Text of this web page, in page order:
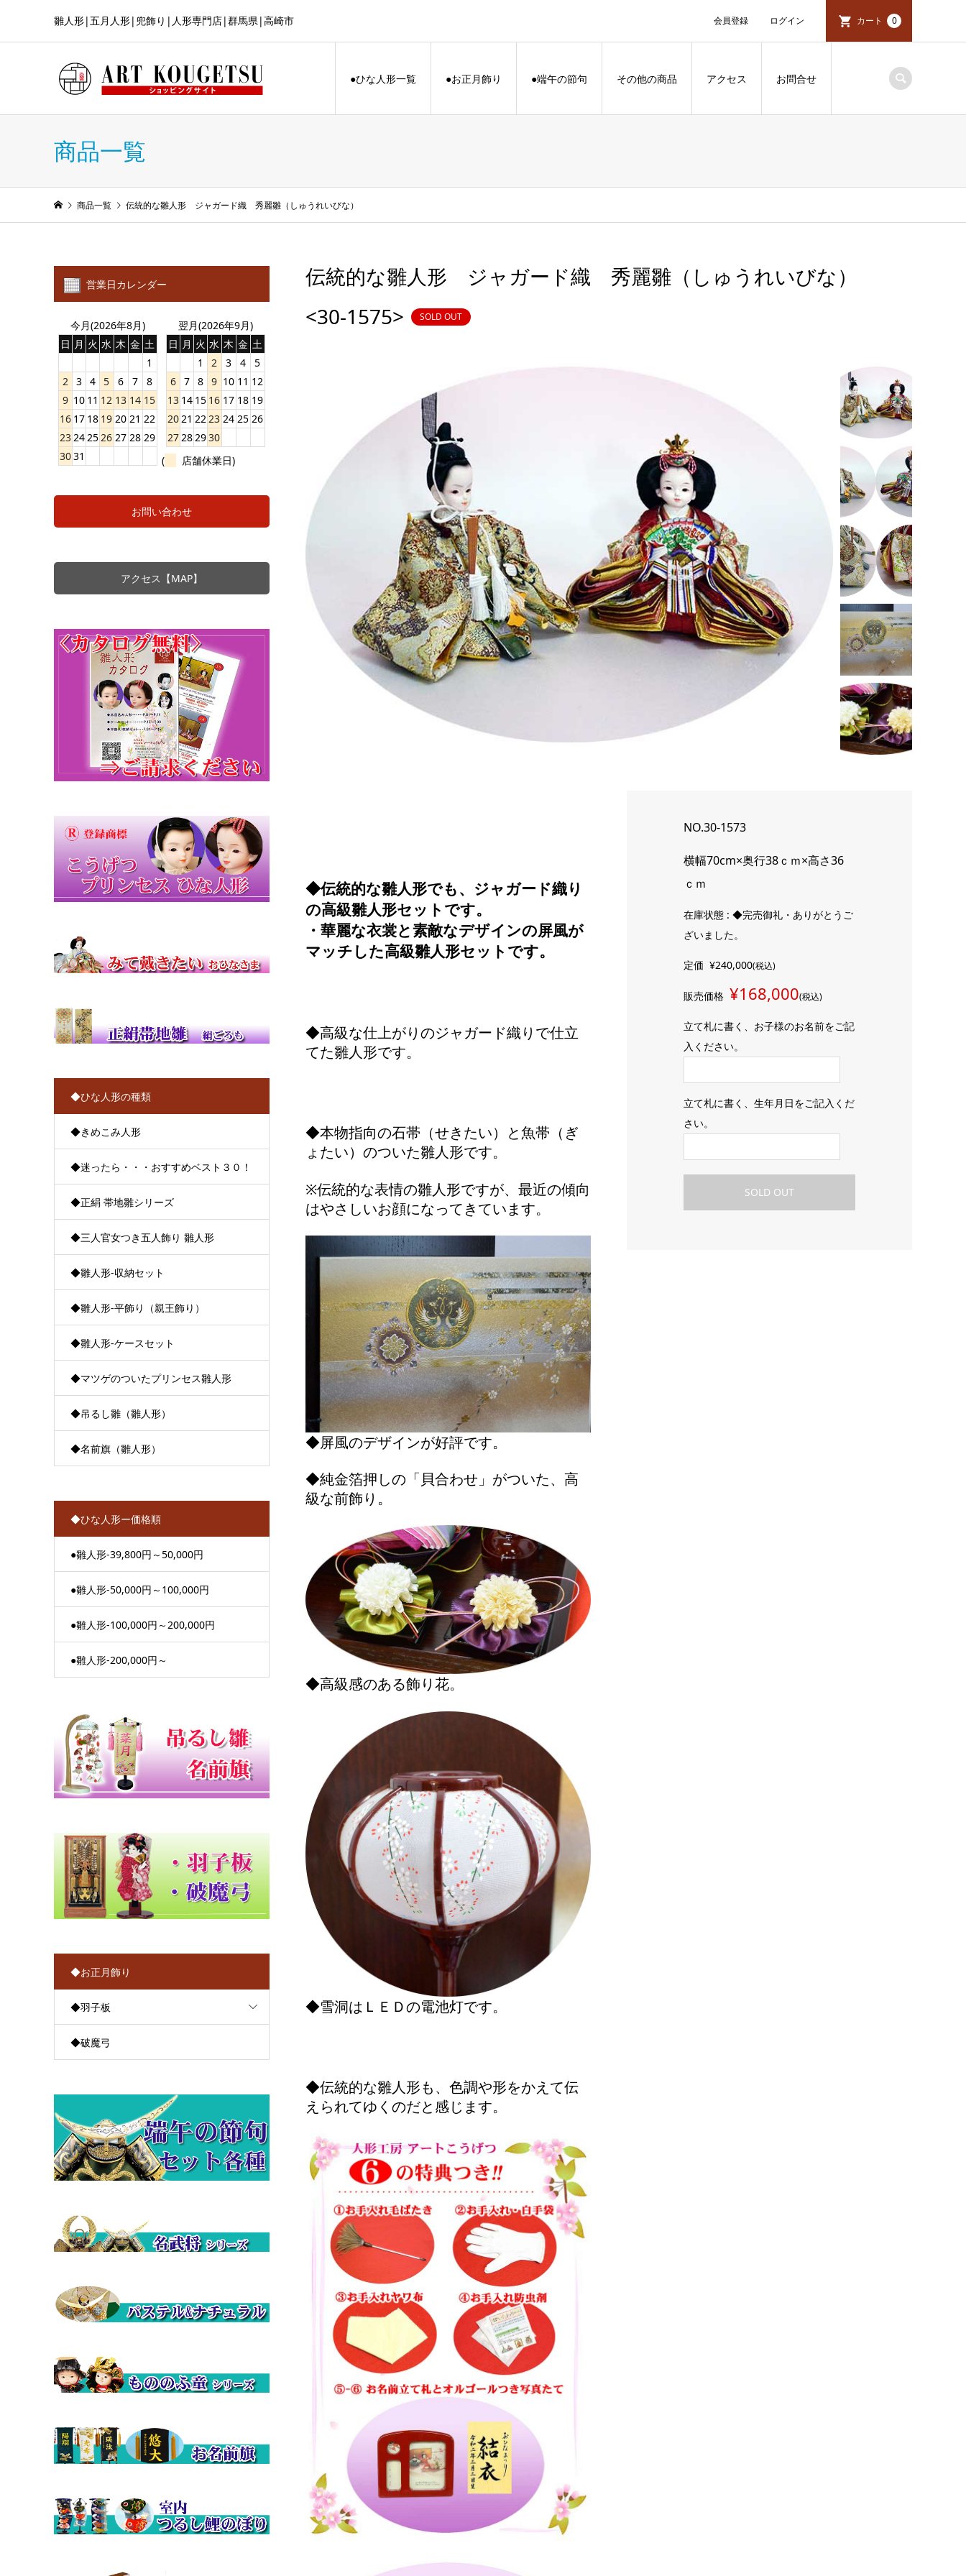
雛人形|五月人形|兜飾り|人形専門店|群馬県|高崎市 会員登録 ログイン カート 0
●ひな人形一覧 ●お正月飾り ●端午の節句 その他の商品 アクセス お問合せ
商品一覧
商品一覧 伝統的な雛人形 ジャガード織 秀麗雛（しゅうれいびな）
伝統的な雛人形 ジャガード織 秀麗雛（しゅうれいびな）
<30-1575>
SOLD OUT
◆伝統的な雛人形でも、ジャガード織り
の高級雛人形セットです。
・華麗な衣裳と素敵なデザインの屏風が
マッチした高級雛人形セットです。
◆高級な仕上がりのジャガード織りで仕立
てた雛人形です。
◆本物指向の石帯（せきたい）と魚帯（ぎ
ょたい）のついた雛人形です。
※伝統的な表情の雛人形ですが、最近の傾向
はやさしいお顔になってきています。
◆屏風のデザインが好評です。
◆純金箔押しの「貝合わせ」がついた、高
級な前飾り。
◆高級感のある飾り花。
◆雪洞はＬＥＤの電池灯です。
◆伝統的な雛人形も、色調や形をかえて伝
えられてゆくのだと感じます。
NO.30-1573
横幅70cm×奥行38ｃｍ×高さ36
ｃｍ
在庫状態 : ◆完売御礼・ありがとうご
ざいました。
定価¥240,000(税込)
販売価格 ¥168,000(税込)
立て札に書く、お子様のお名前をご記
入ください。
立て札に書く、生年月日をご記入くだ
さい。
SOLD OUT
営業日カレンダー
今月(2026年8月)
日 月 火 水 木 金 土
1
2 3 4 5 6 7
8
9 10 11 12 13 14 15
16 17 18 19 20 21 22
23242526 27 28 29
3031
翌月(2026年9月)
日 月 火 水 木 金 土
1
2 3 4
5
6 7 8 9 10 11 12
13 14 15 16 17 18 19
2021 2223 24 25 26
27282930
(
店舗休業日)
お問い合わせ
アクセス【MAP】
◆ひな人形の種類
◆きめこみ人形
◆迷ったら・・・おすすめベスト３０！
◆正絹 帯地雛シリーズ
◆三人官女つき五人飾り 雛人形
◆雛人形-収納セット
◆雛人形-平飾り（親王飾り）
◆雛人形-ケースセット
◆マツゲのついたプリンセス雛人形
◆吊るし雛（雛人形）
◆名前旗（雛人形）
◆ひな人形ー価格順
●雛人形-39,800円～50,000円
●雛人形-50,000円～100,000円
●雛人形-100,000円～200,000円
●雛人形-200,000円～
◆お正月飾り
◆羽子板
◆破魔弓